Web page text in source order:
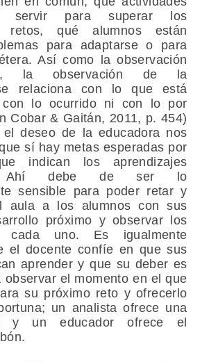
servir para superar los
retos, qué alumnos están
para adaptarse o para
Así como la observación
la observación de la
relaciona con lo que está
con lo ocurrido ni con lo por
Cobar & Gaitán, 2011, p. 454)
deseo de la educadora nos
sí hay metas esperadas por
indican los aprendizajes
Ahí debe de ser lo
sensible para poder retar y
aula a los alumnos con sus
próximo y observar los
cada uno. Es igualmente
el docente confíe en que sus
aprender y que su deber es
observar el momento en el que
su próximo reto y ofrecerlo
un analista ofrece una
y un educador ofrece el